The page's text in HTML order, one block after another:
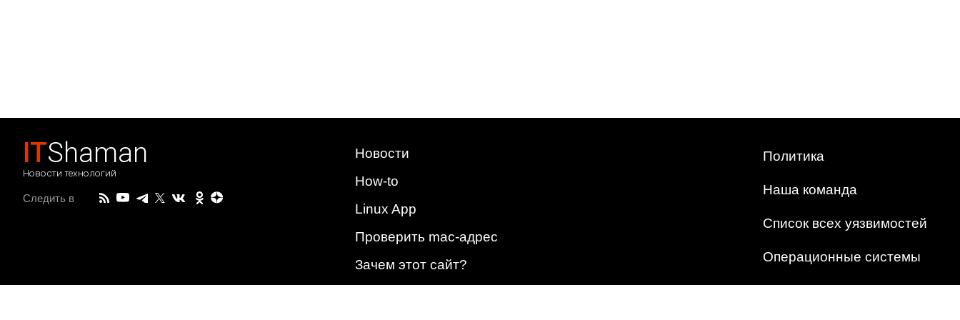
ITShaman
Новости технологий
Следить в
Новости
How-to
Linux App
Проверить mac-адрес
Зачем этот сайт?
Политика
Наша команда
Список всех уязвимостей
Операционные системы